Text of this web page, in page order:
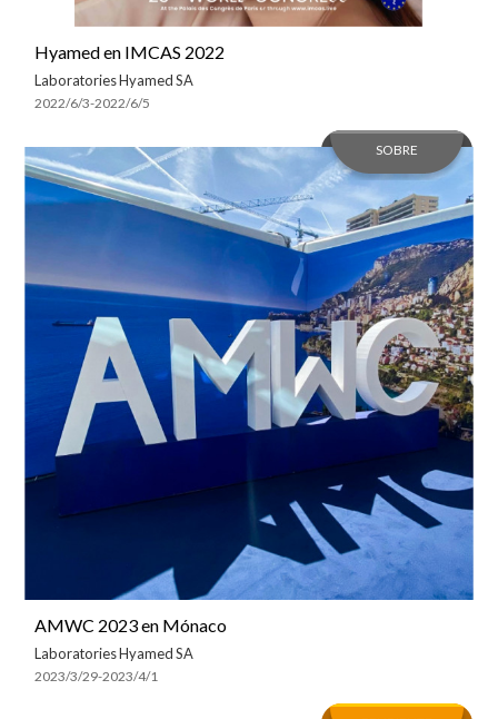
Hyamed en IMCAS 2022
Laboratories Hyamed SA
2022/6/3-2022/6/5
AMWC 2023 en Mónaco
Laboratories Hyamed SA
SOBRE
2023/3/29-2023/4/1